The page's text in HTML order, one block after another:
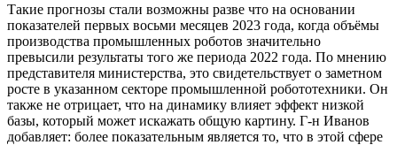
Такие прогнозы стали возможны разве что на основании
показателей первых восьми месяцев 2023 года, когда объёмы
производства промышленных роботов значительно
превысили результаты того же периода 2022 года. По мнению
представителя министерства, это свидетельствует о заметном
росте в указанном секторе промышленной робототехники. Он
также не отрицает, что на динамику влияет эффект низкой
базы, который может искажать общую картину. Г-н Иванов
добавляет: более показательным является то, что в этой сфере